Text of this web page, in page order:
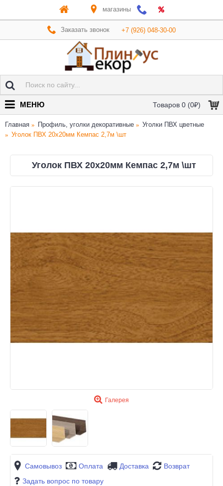
магазины
Заказать звонок +7 (926) 048-30-00
Товаров 0 (0₽)
МЕНЮ
Главная Профиль, уголки декоративные
Уголки ПВХ цветные
Уголок ПВХ 20х20мм Кемпас 2,7м \шт
Уголок ПВХ 20х20мм Кемпас 2,7м \шт
Галерея
Самовывоз Оплата Доставка
Возврат
Задать вопрос по товару